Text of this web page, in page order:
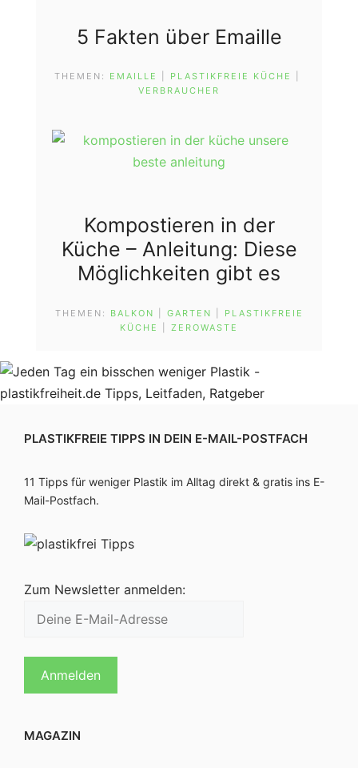
5 Fakten über Emaille
THEMEN: EMAILLE PLASTIKFREIE KÜCHE
VERBRAUCHER
Kompostieren in der
Küche – Anleitung: Diese
Möglichkeiten gibt es
THEMEN: BALKON GARTEN
PLASTIKFREIE
KÜCHE
ZEROWASTE
PLASTIKFREIE TIPPS IN DEIN E-MAIL-POSTFACH
11 Tipps für weniger Plastik im Alltag direkt & gratis ins E-
Mail-Postfach.
Zum Newsletter anmelden:
MAGAZIN